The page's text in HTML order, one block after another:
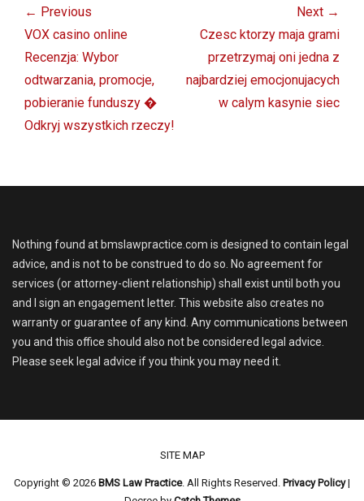
navigation
← Previous
Previous
post:
VOX casino online
Recenzja: Wybor
odtwarzania, promocje,
pobieranie funduszy �
Odkryj wszystkich rzeczy!
Next →
Next
post:
Czesc ktorzy maja grami
przetrzymaj oni jedna z
najbardziej emocjonujacych
w calym kasynie siec
Nothing found at bmslawpractice.com is designed to contain legal
advice, and is not to be construed to do so. No agreement for
services (or attorney-client relationship) shall exist until both you
and I sign an engagement letter. This website also creates no
warranty or guarantee of any kind. Any communications between
you and this office should also not be considered legal advice.
Please seek legal advice if you think you may need it.
SITE MAP
Copyright © 2026 BMS Law Practice. All Rights Reserved. Privacy Policy|